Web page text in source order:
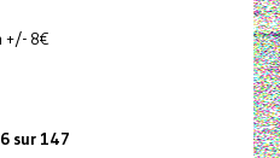
+/- 8€
sur 147